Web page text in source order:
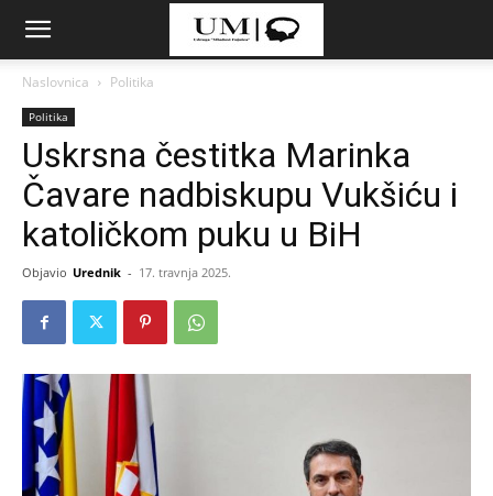
Naslovnica Politika
Politika
Uskrsna čestitka Marinka
Čavare nadbiskupu Vukšiću i
katoličkom puku u BiH
Objavio Urednik - 17. travnja 2025.